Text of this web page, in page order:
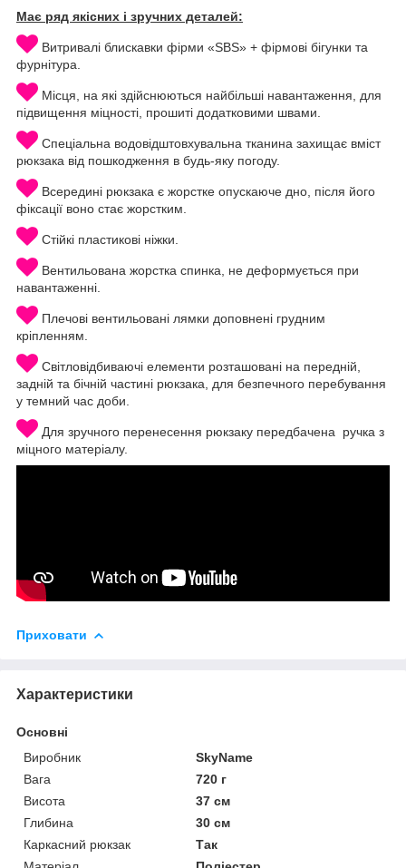
Має ряд якісних і зручних деталей:
Витривалі блискавки фірми «SBS» + фірмові бігунки та
фурнітура.
Місця, на які здійснюються найбільші навантаження, для
підвищення міцності, прошиті додатковими швами.
Спеціальна водовідштовхувальна тканина захищає вміст
рюкзака від пошкодження в будь-яку погоду.
Всередині рюкзака є жорстке опускаюче дно, після його
фіксації воно стає жорстким.
Стійкі пластикові ніжки.
Вентильована жорстка спинка, не деформується при
навантаженні.
Плечові вентильовані лямки доповнені грудним
кріпленням.
Світловідбиваючі елементи розташовані на передній,
задній та бічній частині рюкзака, для безпечного перебування
у темний час доби.
Для зручного перенесення рюкзаку передбачена ручка з
міцного матеріалу.
Приховати
Характеристики
Основні
Виробник
SkyName
Вага
720 г
Висота
37 см
Глибина
30 см
Каркасний рюкзак
Так